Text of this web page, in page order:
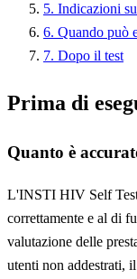
5. Indicazioni
6. Quando può
7. Dopo il test
Prima di
Quanto è
L'INSTI HIV Self Test
correttamente e al di
valutazione delle
utenti non addestrati,